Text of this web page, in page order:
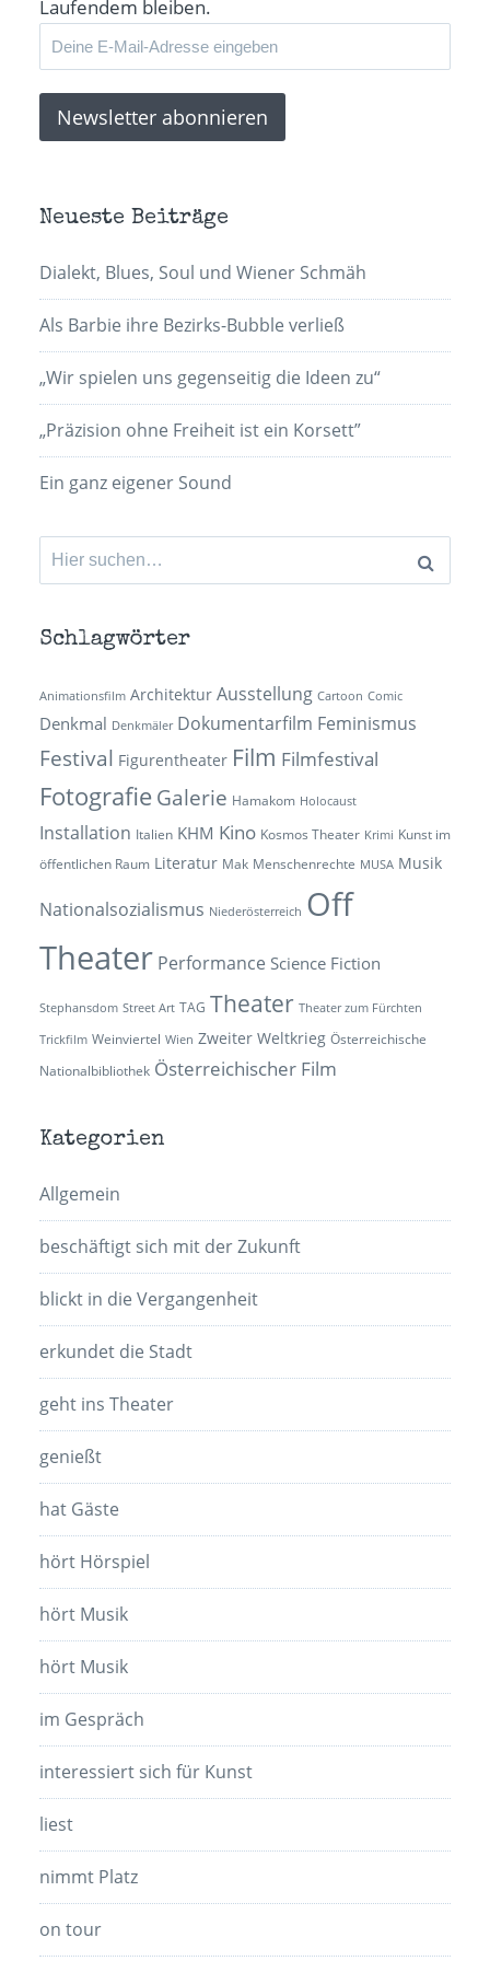
Laufendem bleiben.
Neueste Beiträge
Dialekt, Blues, Soul und Wiener Schmäh
Als Barbie ihre Bezirks-Bubble verließ
„Wir spielen uns gegenseitig die Ideen zu“
„Präzision ohne Freiheit ist ein Korsett”
Ein ganz eigener Sound
Suchen
nach:
Schlagwörter
Animationsfilm Architektur Ausstellung Cartoon Comic
Denkmal Denkmäler Dokumentarfilm Feminismus
Festival Figurentheater Film Filmfestival
Fotografie Galerie Hamakom Holocaust
Installation Italien KHM Kino Kosmos Theater Krimi Kunst im
öffentlichen Raum Literatur Mak Menschenrechte MUSA Musik
Nationalsozialismus Niederösterreich Off
Theater Performance Science Fiction
Stephansdom Street Art TAG Theater Theater zum Fürchten
Trickfilm Weinviertel Wien Zweiter Weltkrieg Österreichische
Nationalbibliothek Österreichischer Film
Kategorien
Allgemein
beschäftigt sich mit der Zukunft
blickt in die Vergangenheit
erkundet die Stadt
geht ins Theater
genießt
hat Gäste
hört Hörspiel
hört Musik
hört Musik
im Gespräch
interessiert sich für Kunst
liest
nimmt Platz
on tour